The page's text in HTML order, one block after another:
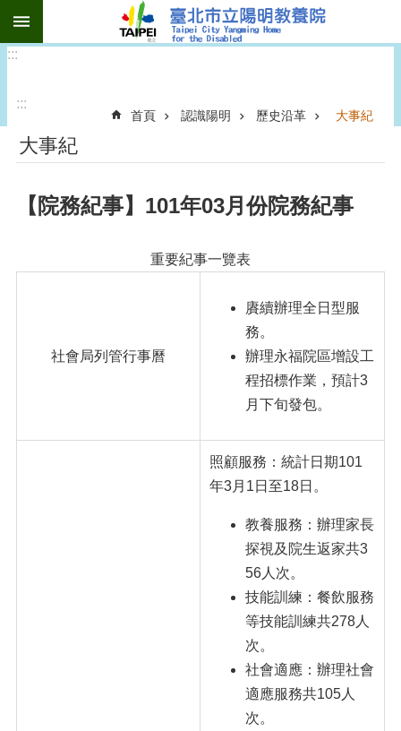
跳到主要內容區塊
:::
:::
首頁 認識陽明 歷史沿革 大事紀
大事紀
【院務紀事】101年03月份院務紀事
重要紀事一覽表
社會局列管行事曆
賡續辦理全日型服
務。
辦理永福院區增設工
程招標作業，預計3
月下旬發包。
照顧服務：統計日期101
年3月1日至18日。
教養服務：辦理家長
探視及院生返家共3
56人次。
技能訓練：餐飲服務
等技能訓練共278人
次。
社會適應：辦理社會
適應服務共105人
次。